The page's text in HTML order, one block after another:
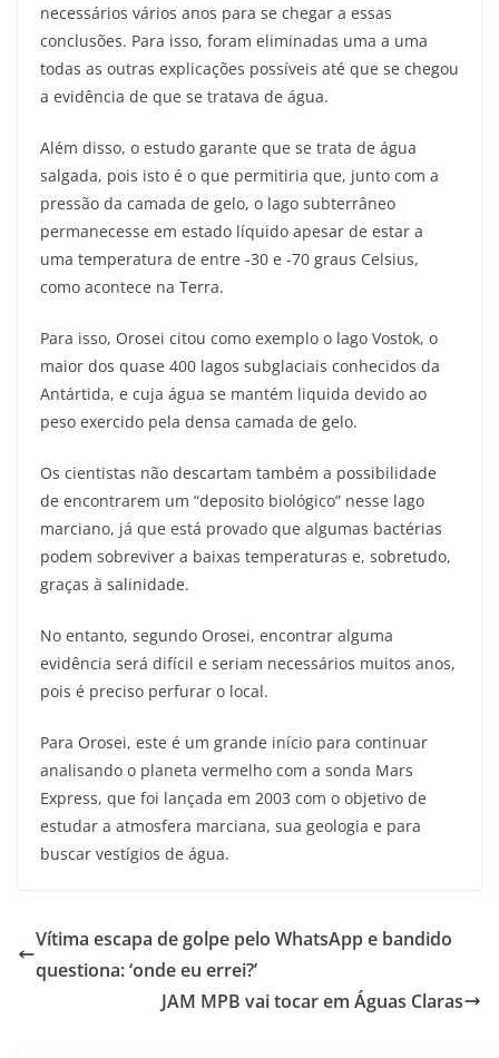
necessários vários anos para se chegar a essas
conclusões. Para isso, foram eliminadas uma a uma
todas as outras explicações possíveis até que se chegou
a evidência de que se tratava de água.
Além disso, o estudo garante que se trata de água
salgada, pois isto é o que permitiria que, junto com a
pressão da camada de gelo, o lago subterrâneo
permanecesse em estado líquido apesar de estar a
uma temperatura de entre -30 e -70 graus Celsius,
como acontece na Terra.
Para isso, Orosei citou como exemplo o lago Vostok, o
maior dos quase 400 lagos subglaciais conhecidos da
Antártida, e cuja água se mantém liquida devido ao
peso exercido pela densa camada de gelo.
Os cientistas não descartam também a possibilidade
de encontrarem um “deposito biológico” nesse lago
marciano, já que está provado que algumas bactérias
podem sobreviver a baixas temperaturas e, sobretudo,
graças à salinidade.
No entanto, segundo Orosei, encontrar alguma
evidência será difícil e seriam necessários muitos anos,
pois é preciso perfurar o local.
Para Orosei, este é um grande início para continuar
analisando o planeta vermelho com a sonda Mars
Express, que foi lançada em 2003 com o objetivo de
estudar a atmosfera marciana, sua geologia e para
buscar vestígios de água.
Vítima escapa de golpe pelo WhatsApp e bandido
questiona: ‘onde eu errei?’
JAM MPB vai tocar em Águas Claras